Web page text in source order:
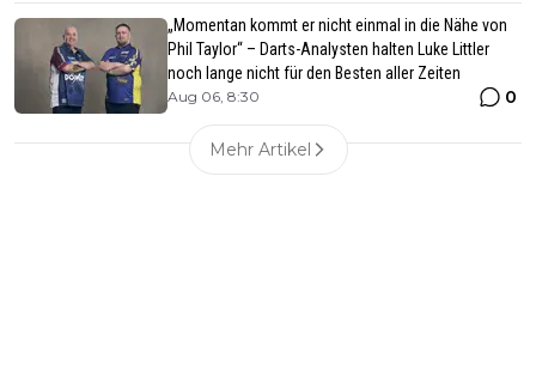
„Momentan kommt er nicht einmal in die Nähe von
Phil Taylor“ – Darts-Analysten halten Luke Littler
noch lange nicht für den Besten aller Zeiten
Aug 06, 8:30 0
Mehr Artikel